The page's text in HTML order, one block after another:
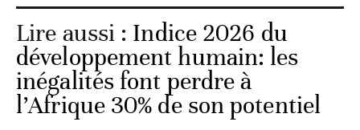
prospection n’est pas renforcée. De fait, la
FAO recommande explicitement
d’intensifier les prospections et de préparer
des opérations de contrôle en Mauritanie.